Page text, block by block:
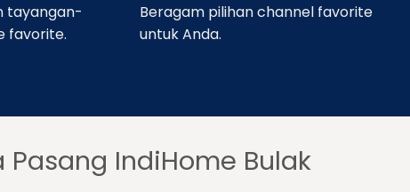
tayangan-
favorite.
Beragam pilihan channel favorite
untuk Anda.
Pasang IndiHome Bulak